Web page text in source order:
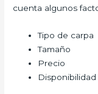
cuenta algunos
Tipo de carpa
Tamaño
Precio
Disponibilidad